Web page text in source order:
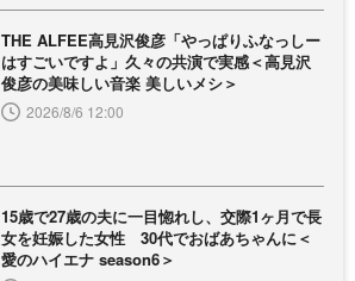
THE ALFEE高見沢俊彦「やっぱりふなっしー
はすごいですよ」久々の共演で実感＜高見沢
俊彦の美味しい音楽 美しいメシ＞
2026/8/6 12:00
15歳で27歳の夫に一目惚れし、交際1ヶ月で長
女を妊娠した女性 30代でおばあちゃんに＜
愛のハイエナ season6＞